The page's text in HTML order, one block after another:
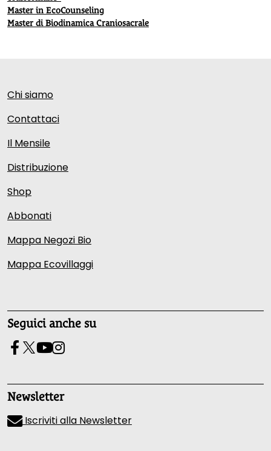
Master in EcoCounseling
Master di Biodinamica Craniosacrale
Chi siamo
Contattaci
Il Mensile
Distribuzione
Shop
Abbonati
Mappa Negozi Bio
Mappa Ecovillaggi
Seguici anche su
Newsletter
Iscriviti alla Newsletter